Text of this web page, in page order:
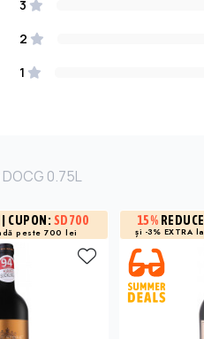
3
2
1
0.75L
| CUPON: SD700
peste 700 lei
15%
și -3% EXTRA la